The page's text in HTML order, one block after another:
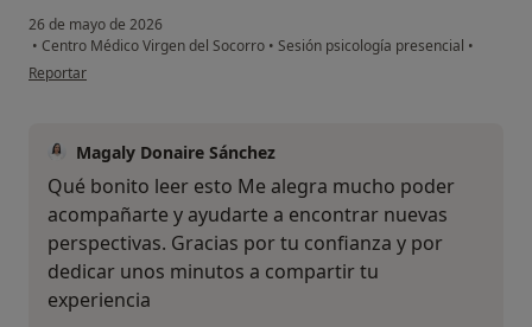
26 de mayo de 2026
• Centro Médico Virgen del Socorro • Sesión psicología presencial •
en opinión del usuario Oliver
Reportar
Magaly Donaire Sánchez
Qué bonito leer esto Me alegra mucho poder
acompañarte y ayudarte a encontrar nuevas
perspectivas. Gracias por tu confianza y por
dedicar unos minutos a compartir tu
experiencia